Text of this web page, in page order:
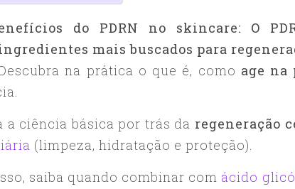
do PDRN no skincare: O
mais buscados para
na prática o que é, como age na
a ciência básica por trás da regeneração
(limpeza, hidratação e proteção).
saiba quando combinar com ácido